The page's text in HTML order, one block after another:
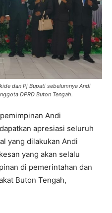
dan Pj Bupati sebelumnya Andi
DPRD Buton Tengah.
Andi
apresiasi seluruh
yang dilakukan Andi
yang akan selalu
di pemerintahan dan
Buton Tengah,